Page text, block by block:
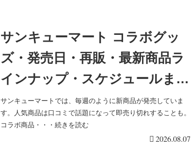
サンキューマート コラボグッ
ズ・発売日・再販・最新商品ラ
インナップ・スケジュールまと
め！
サンキューマートでは、毎週のように新商品が発売していま
す。人気商品は口コミで話題になって即売り切れすることも。
コラボ商品・・・続きを読む
2026.08.07